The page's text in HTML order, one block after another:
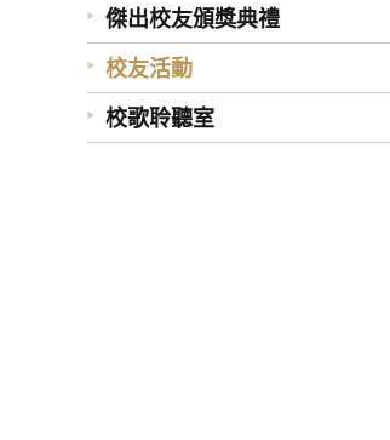
傑出校友頒獎典禮
校友活動
校歌聆聽室